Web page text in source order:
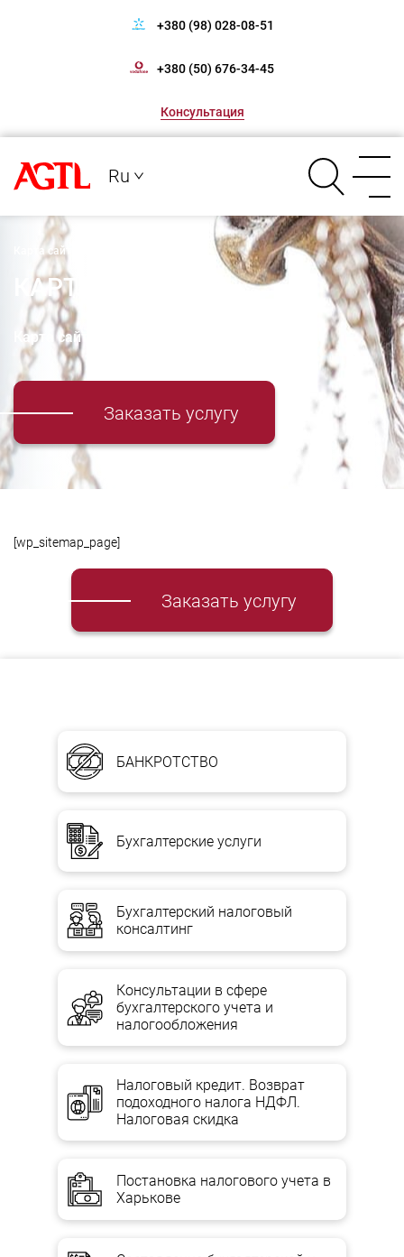
+380 (98) 028-08-51
+380 (50) 676-34-45
Консультация
Ru
Карта сайта
КАРТА САЙТА
Карта сайта
Заказать услугу
[wp_sitemap_page]
Заказать услугу
БАНКРОТСТВО
Бухгалтерские услуги
Бухгалтерский налоговый
консалтинг
Консультации в сфере
бухгалтерского учета и
налогообложения
Налоговый кредит. Возврат
подоходного налога НДФЛ.
Налоговая скидка
Постановка налогового учета в
Харькове